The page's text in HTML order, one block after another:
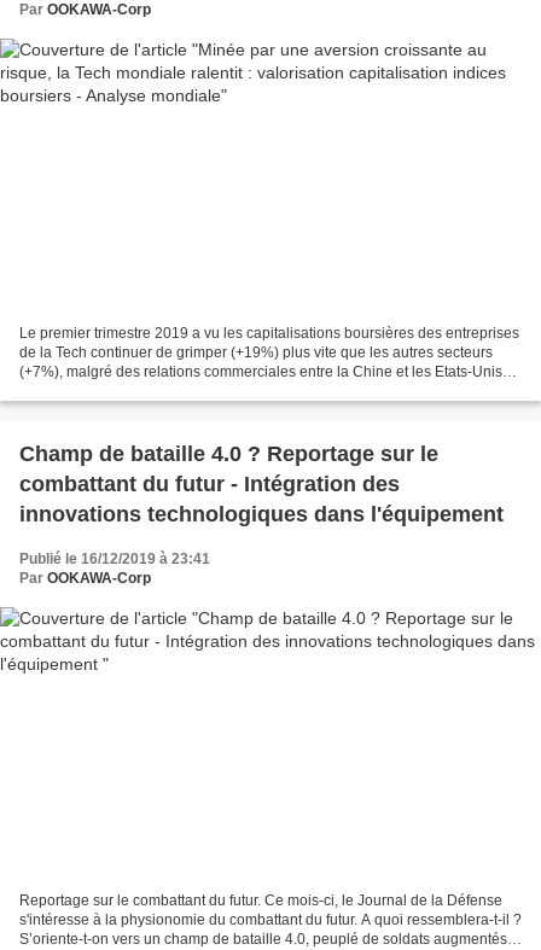
Par OOKAWA-Corp
Le premier trimestre 2019 a vu les capitalisations boursières des entreprises
de la Tech continuer de grimper (+19%) plus vite que les autres secteurs
(+7%), malgré des relations commerciales entre la Chine et les Etats-Unis
Champ de bataille 4.0 ? Reportage sur le
combattant du futur - Intégration des
innovations technologiques dans l'équipement
Publié le 16/12/2019 à 23:41
Par OOKAWA-Corp
Reportage sur le combattant du futur. Ce mois-ci, le Journal de la Défense
s'intéresse à la physionomie du combattant du futur. A quoi ressemblera-t-il ?
S’oriente-t-on vers un champ de bataille 4.0, peuplé de soldats augmentés